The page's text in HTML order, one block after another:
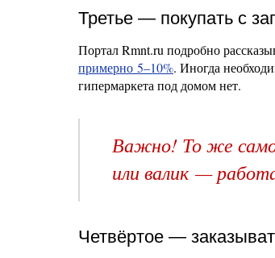
Третье — покупать с
Портал Rmnt.ru подробно
примерно 5–10%. Иногда
гипермаркета под домом нет.
Важно! То же
или валик —
Четвёртое —